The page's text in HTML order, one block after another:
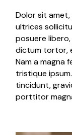
Dolor sit
ultrices
posuere
dictum tortor,
Nam a magna
tristique
tincidunt,
porttitor